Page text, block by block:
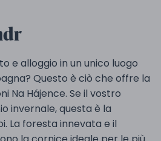
e alloggio in un unico luogo
Questo è ciò che offre la
Na Hájence. Se il vostro
invernale, questa è la
La foresta innevata e il